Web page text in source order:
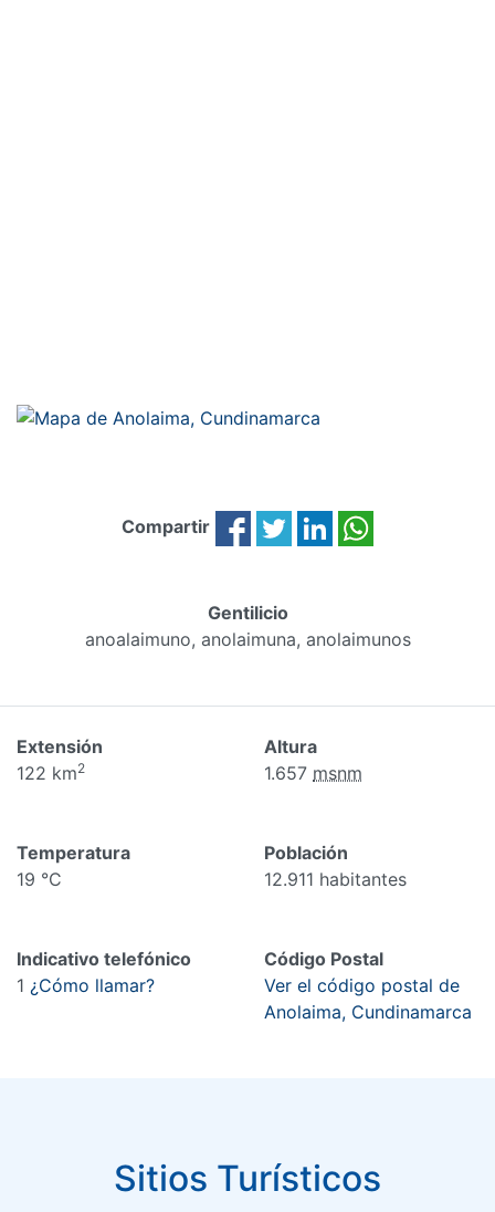
Compartir
Gentilicio
anoalaimuno, anolaimuna, anolaimunos
Extensión
122 km2
Altura
1.657 msnm
Temperatura
19 °C
Población
12.911 habitantes
Indicativo telefónico
1 ¿Cómo llamar?
Código Postal
Ver el código postal de
Anolaima, Cundinamarca
Sitios Turísticos